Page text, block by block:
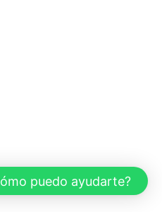
puedo ayudarte?